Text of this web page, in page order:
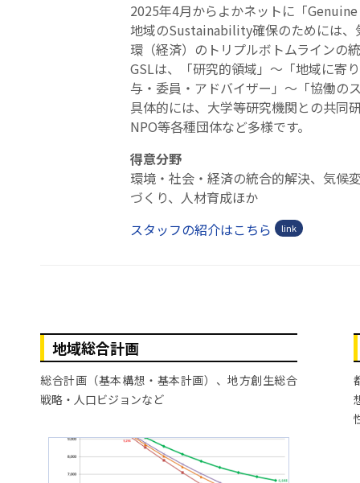
2025年4月からよかネットに「
地域のSustainability確保のためには、
環（経済）のトリプルボトムラインの
GSLは、「研究的領域」～「地域に寄
与・委員・アドバイザー」～「協働の
具体的には、大学等研究機関との共同
NPO等各種団体など多様です。
得意分野
環境・社会・経済の統合的解決、気候
づくり、人材育成ほか
スタッフの紹介はこちら
地域総合計画
総合計画（基本構想・基本計画）、地方創生総合
戦略・人口ビジョンなど